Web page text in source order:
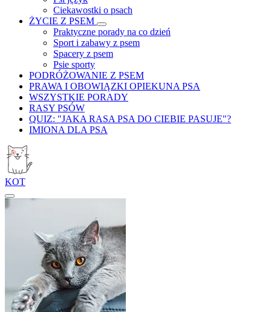
Ciekawostki o psach
ŻYCIE Z PSEM
Praktyczne porady na co dzień
Sport i zabawy z psem
Spacery z psem
Psie sporty
PODRÓŻOWANIE Z PSEM
PRAWA I OBOWIĄZKI OPIEKUNA PSA
WSZYSTKIE PORADY
RASY PSÓW
QUIZ: "JAKA RASA PSA DO CIEBIE PASUJE"?
IMIONA DLA PSA
KOT